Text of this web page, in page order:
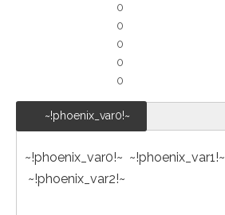
0
0
0
0
0
~!phoenix_var0!~
~!phoenix_var0!~ ~!phoenix_var1!~
~!phoenix_var2!~